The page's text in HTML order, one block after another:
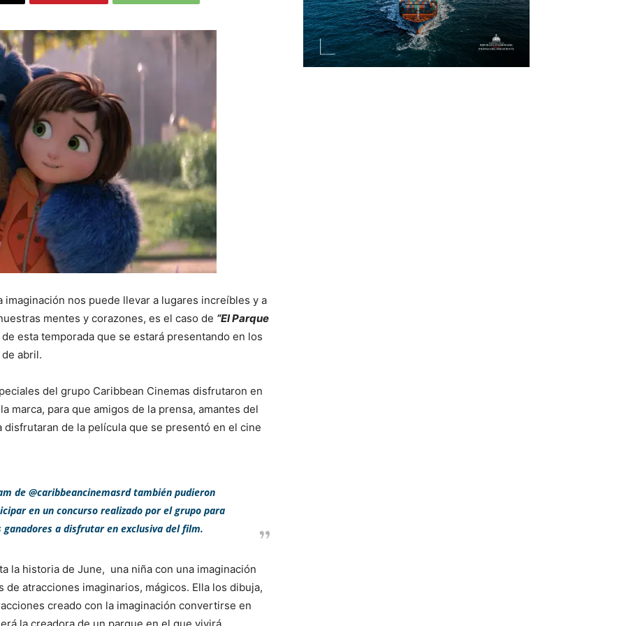
imaginación nos puede llevar a lugares increíbles y a
mentes y corazones, es el caso de “El Parque
esta temporada que se estará presentando en los
abril.
del grupo Caribbean Cinemas disfrutaron en
marca, para que amigos de la prensa, amantes del
de la película que se presentó en el cine
de @caribbeancinemasrd también pudieron
en un concurso realizado por el grupo para
a disfrutar en exclusiva del film.
la historia de June, una niña con una imaginación
atracciones imaginarios, mágicos. Ella los dibuja,
creado con la imaginación convertirse en